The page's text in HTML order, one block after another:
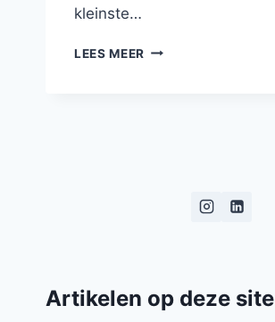
kleinste…
LEES MEER PANTA
Artikelen op deze site